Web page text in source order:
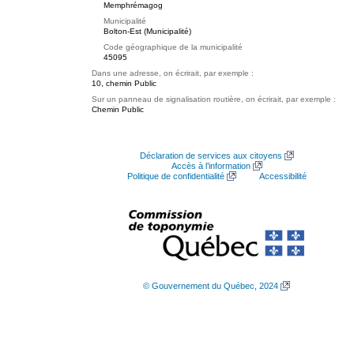
Memphrémagog
Municipalité
Bolton-Est (Municipalité)
Code géographique de la municipalité
45095
Dans une adresse, on écrirait, par exemple :
10, chemin Public
Sur un panneau de signalisation routière, on écrirait, par exemple :
Chemin Public
Déclaration de services aux citoyens
Accès à l’information
Politique de confidentialité
Accessibilité
© Gouvernement du Québec, 2024